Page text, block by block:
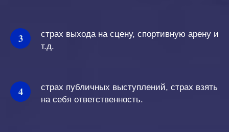
страх выхода на сцену, спортивную арену и
т.д.
страх публичных выступлений, страх взять
на себя ответственность.